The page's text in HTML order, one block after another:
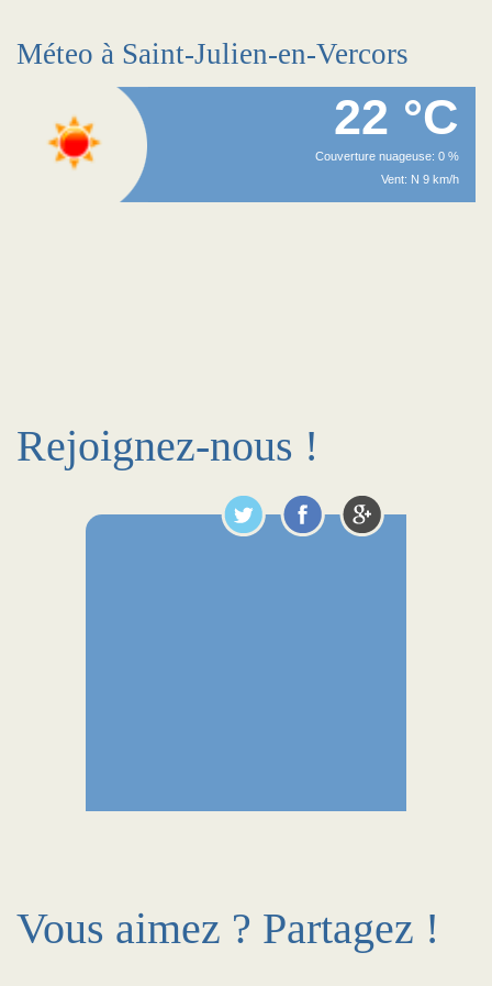
Méteo à Saint-Julien-en-Vercors
22 °C
Couverture nuageuse: 0 %
Vent: N 9 km/h
Rejoignez-nous !
Vous aimez ? Partagez !